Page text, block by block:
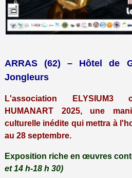
ARRAS (62) – Hôtel de
Jongleurs
L'association ELYSIUM3
HUMANART 2025, une
culturelle inédite qui mettra à
au 28 septembre.
Exposition riche en œuvres
et 14 h-18 h 30)